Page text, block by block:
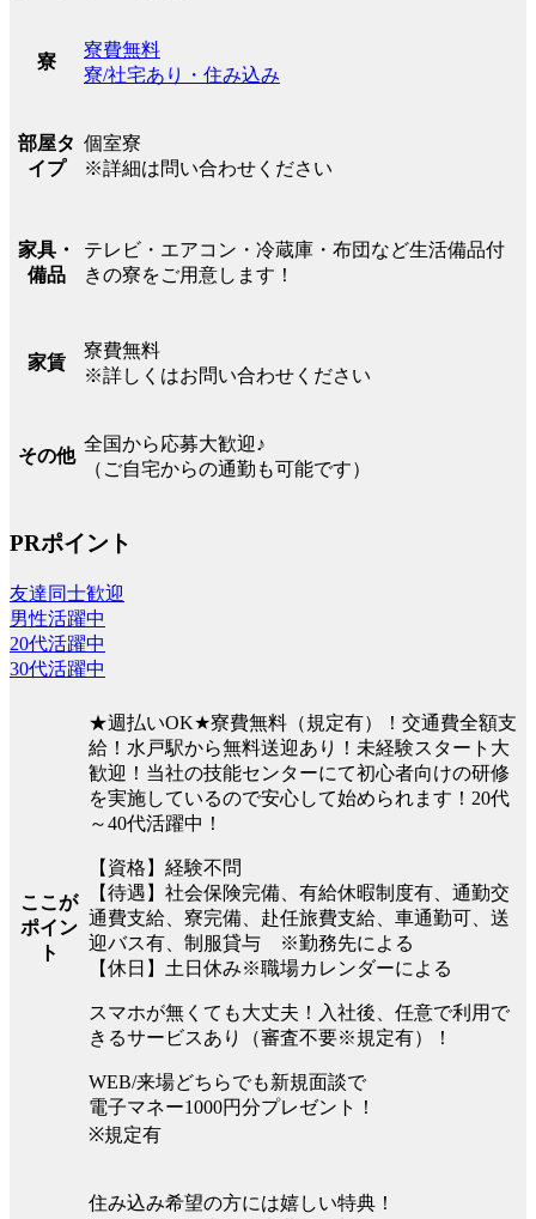
寮
寮費無料
寮/社宅あり・住み込み
部屋タ
イプ
個室寮
※詳細は問い合わせください
家具・
備品
テレビ・エアコン・冷蔵庫・布団など生活備品付
きの寮をご用意します！
家賃
寮費無料
※詳しくはお問い合わせください
その他
全国から応募大歓迎♪
（ご自宅からの通勤も可能です）
PRポイント
友達同士歓迎
男性活躍中
20代活躍中
30代活躍中
ここが
ポイン
ト
★週払いOK★寮費無料（規定有）！交通費全額支
給！水戸駅から無料送迎あり！未経験スタート大
歓迎！当社の技能センターにて初心者向けの研修
を実施しているので安心して始められます！20代
～40代活躍中！
【資格】経験不問
【待遇】社会保険完備、有給休暇制度有、通勤交
通費支給、寮完備、赴任旅費支給、車通勤可、送
迎バス有、制服貸与 ※勤務先による
【休日】土日休み※職場カレンダーによる
スマホが無くても大丈夫！入社後、任意で利用で
きるサービスあり（審査不要※規定有）！
WEB/来場どちらでも新規面談で
電子マネー1000円分プレゼント！
※規定有
住み込み希望の方には嬉しい特典！